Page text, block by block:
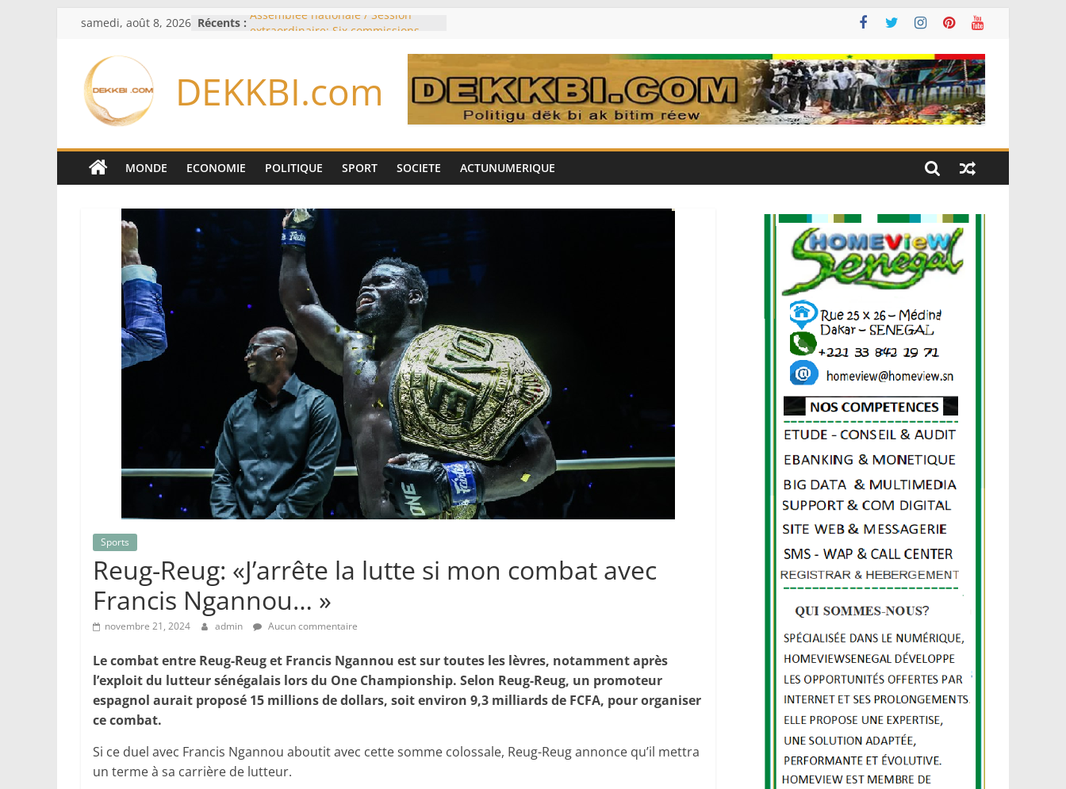
Passer
contenu
samedi, août 8, 2026 Récents : Assemblée nationale / Session
d’enquête à l’ordre du jour ce lundi
de la Espriella
Bénin: Patrice Talon élu président
Moyen-Orient: l’Arabie saoudite, le
Pakistan et la Turquie signent un
accord de défense
exportations de cuivre et de cobalt
concentrés pour valoriser sa
production
DEKKBI.com
MONDE ECONOMIE POLITIQUE SPORT SOCIETE ACTUNUMERIQUE
Sports
Reug-Reug: «J’arrête la lutte si mon combat avec
Francis Ngannou… »
novembre 21, 2024 admin Aucun commentaire
Le combat entre Reug-Reug et Francis Ngannou est sur toutes les lèvres, notamment après
l’exploit du lutteur sénégalais lors du One Championship. Selon Reug-Reug, un promoteur
espagnol aurait proposé 15 millions de dollars, soit environ 9,3 milliards de FCFA, pour organiser
ce combat.
Si ce duel avec Francis Ngannou aboutit avec cette somme colossale, Reug-Reug annonce qu’il mettra
un terme à sa carrière de lutteur.